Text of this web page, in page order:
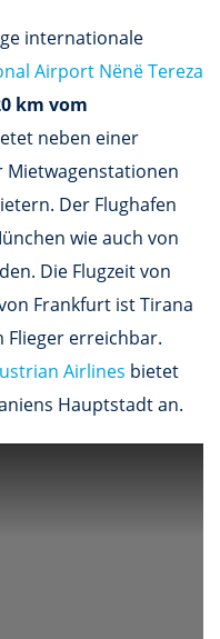
internationale
Airport Nënë Tereza
km vom
neben einer
Mietwagenstationen
Der Flughafen
wie auch von
Die Flugzeit von
Frankfurt ist Tirana
erreichbar.
Airlines bietet
Hauptstadt an.